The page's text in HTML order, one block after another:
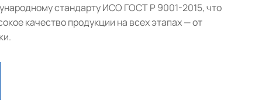
стандарту ИСО ГОСТ Р 9001-2015, что
качество продукции на всех этапах — от